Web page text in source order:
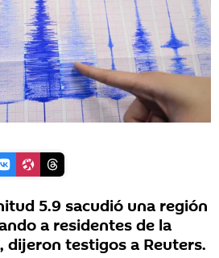
5.9 sacudió una región
a residentes de la
dijeron testigos a Reuters.